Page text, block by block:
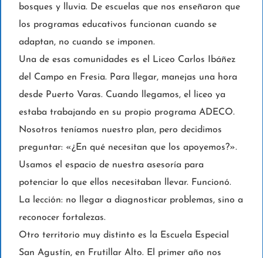
bosques y lluvia. De escuelas que nos enseñaron que
los programas educativos funcionan cuando se
adaptan, no cuando se imponen.
Una de esas comunidades es el Liceo Carlos Ibáñez
del Campo en Fresia. Para llegar, manejas una hora
desde Puerto Varas. Cuando llegamos, el liceo ya
estaba trabajando en su propio programa ADECO.
Nosotros teníamos nuestro plan, pero decidimos
preguntar: «¿En qué necesitan que los apoyemos?».
Usamos el espacio de nuestra asesoría para
potenciar lo que ellos necesitaban llevar. Funcionó.
La lección: no llegar a diagnosticar problemas, sino a
reconocer fortalezas.
Otro territorio muy distinto es la Escuela Especial
San Agustín, en Frutillar Alto. El primer año nos